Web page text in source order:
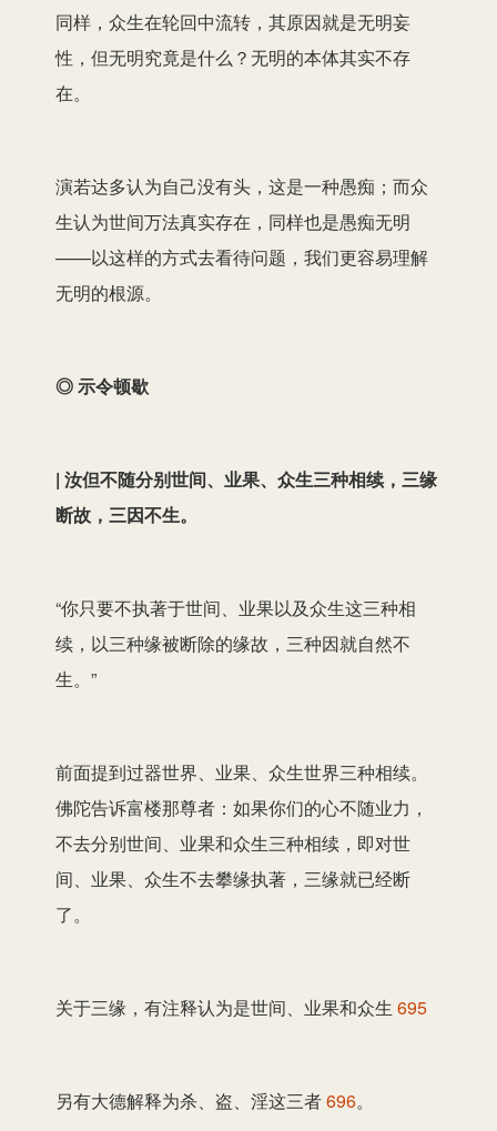
同样，众生在轮回中流转，其原因就是无明妄
性，但无明究竟是什么？无明的本体其实不存
在。
演若达多认为自己没有头，这是一种愚痴；而众
生认为世间万法真实存在，同样也是愚痴无明
——以这样的方式去看待问题，我们更容易理解
无明的根源。
◎ 示令顿歇
| 汝但不随分别世间、业果、众生三种相续，三缘
断故，三因不生。
“你只要不执著于世间、业果以及众生这三种相
续，以三种缘被断除的缘故，三种因就自然不
生。”
前面提到过器世界、业果、众生世界三种相续。
佛陀告诉富楼那尊者：如果你们的心不随业力，
不去分别世间、业果和众生三种相续，即对世
间、业果、众生不去攀缘执著，三缘就已经断
了。
关于三缘，有注释认为是世间、业果和众生 695
另有大德解释为杀、盗、淫这三者696。